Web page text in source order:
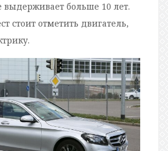
выдерживает больше 10 лет.
стоит отметить двигатель,